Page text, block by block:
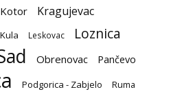
Kotor Kragujevac
Kula Leskovac Loznica
Obrenovac Pančevo
Podgorica - Zabjelo Ruma